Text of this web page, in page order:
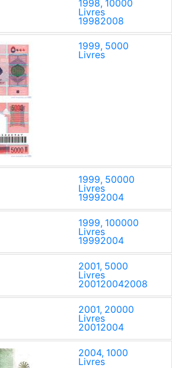
1998, 10000
Livres
19982008
1999, 5000
Livres
1999, 50000
Livres
19992004
1999, 100000
Livres
19992004
2001, 5000
Livres
200120042008
2001, 20000
Livres
20012004
2004, 1000
Livres